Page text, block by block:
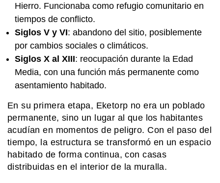
Hierro. Funcionaba como refugio comunitario en
tiempos de conflicto.
Siglos V y VI: abandono del sitio, posiblemente
por cambios sociales o climáticos.
Siglos X al XIII: reocupación durante la Edad
Media, con una función más permanente como
asentamiento habitado.
En su primera etapa, Eketorp no era un poblado
permanente, sino un lugar al que los habitantes
acudían en momentos de peligro. Con el paso del
tiempo, la estructura se transformó en un espacio
habitado de forma continua, con casas
distribuidas en el interior de la muralla.
EL MUNDO
La ciudad sueca de los pepinos, los
vikingos y la electricidad
MI PAIS
cruce argentino que está a más de
4.700 metros
EL MUNDO
Barbican Estate: el complejo de
Londres que parece una ciudad
dentro de la ciudad